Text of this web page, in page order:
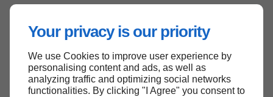
Your privacy is our priority
We use Cookies to improve user experience by
personalising content and ads, as well as
analyzing traffic and optimizing social networks
functionalities. By clicking "I Agree" you consent to
Haut de page